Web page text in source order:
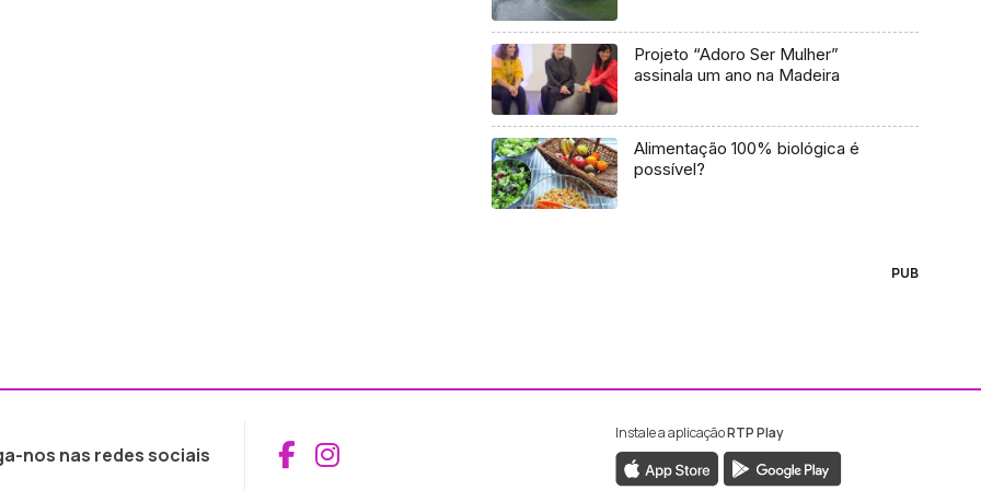
Projeto “Adoro Ser Mulher”
assinala um ano na Madeira
Alimentação 100% biológica é
possível?
PUB
nos nas redes sociais Aceder ao Facebook da RTP Madeira
Aceder ao Instagram da RTP Madeira
Instale a aplicaçãoRTP Play